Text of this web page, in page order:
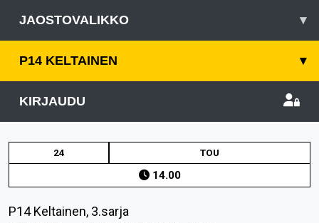
JAOSTOVALIKKO ▾
P14 KELTAINEN ▾
KIRJAUDU
24 TOU
14.00
P14 Keltainen, 3.sarja